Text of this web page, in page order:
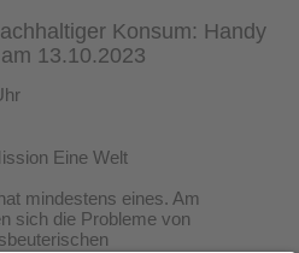
Konsum: Handy
13.10.2023
Eine Welt
mindestens eines. Am
sich die Probleme von